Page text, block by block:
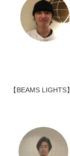
【BEAMS LIGHTS】